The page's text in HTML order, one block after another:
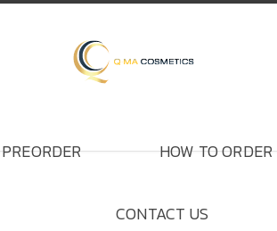
PREORDER HOW TO ORDER
CONTACT US